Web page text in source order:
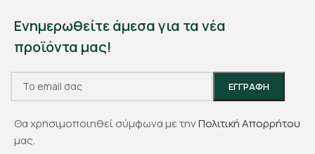
Ενημερωθείτε άμεσα για τα νέα
προϊόντα μας!
Θα χρησιμοποιηθεί σύμφωνα με τηνΠολιτική Απορρήτου
μας.